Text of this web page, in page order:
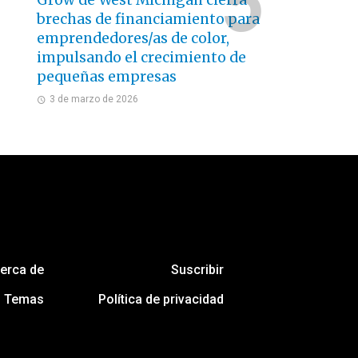
brechas de financiamiento para
emprendedores/as de color,
impulsando el crecimiento de
pequeñas empresas
3 de marzo de 2026
de
Temas
Suscribir
Política de privacidad